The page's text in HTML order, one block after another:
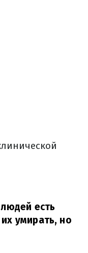
есть
умирать, но